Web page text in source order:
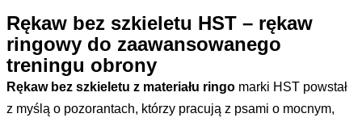
Rękaw bez szkieletu HST – rękaw
ringowy do zaawansowanego
treningu obrony
Rękaw bez szkieletu z materiału ringo marki HST powstał
z myślą o pozorantach, którzy pracują z psami o mocnym,